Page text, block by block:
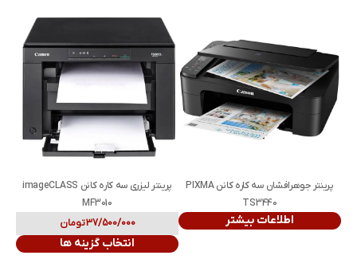
پرینتر جوهرافشان سه کاره کانن PIXMA
TS3440
اطلاعات بیشتر
پرینتر لیزری سه کاره کانن imageCLASS
MF3010
37/500/000تومان
انتخاب گزینه ها